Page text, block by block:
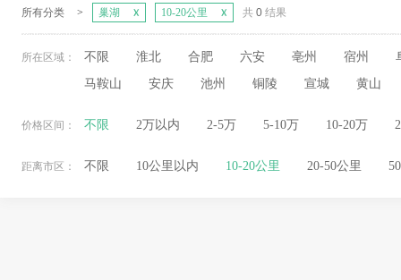
所有分类 > 巢湖 10-20公里 共 0 结果
所在区域： 不限 淮北 合肥 六安 亳州 宿州
马鞍山
安庆 池州 铜陵 宣城 黄山
价格区间： 不限 2万以内 2-5万 5-10万 10-20万
距离市区： 不限 10公里以内 10-20公里 20-50公里